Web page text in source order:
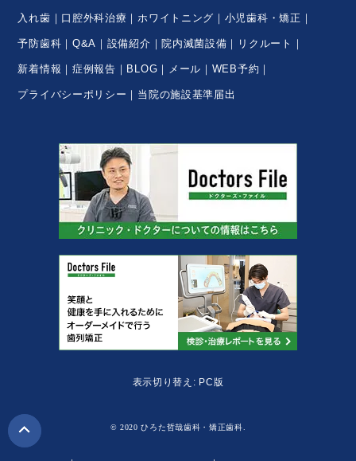
入れ歯 口腔外科治療 ホワイトニング 小児歯科・矯正
予防歯科 Q&A 設備紹介 院内滅菌設備 リクルート
新着情報 症例報告 BLOG メール WEB予約
プライバシーポリシー 当院の施設基準届出
表示切り替え: PC版
© 2020 ひろた哲哉歯科・矯正歯科.